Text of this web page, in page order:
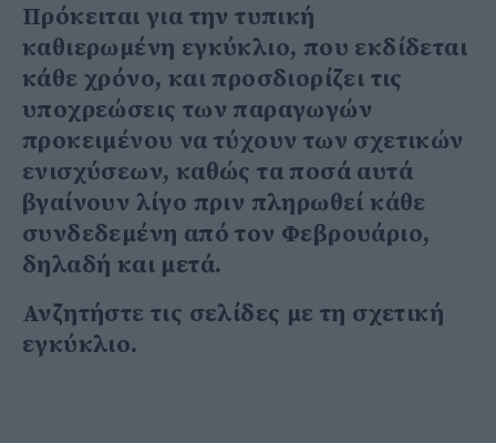
Πρόκειται για την τυπική
καθιερωμένη εγκύκλιο, που εκδίδεται
κάθε χρόνο, και προσδιορίζει τις
υποχρεώσεις των παραγωγών
προκειμένου να τύχουν των σχετικών
ενισχύσεων, καθώς τα ποσά αυτά
βγαίνουν λίγο πριν πληρωθεί κάθε
συνδεδεμένη από τον Φεβρουάριο,
δηλαδή και μετά.
Ανζητήστε τις σελίδες με τη σχετική
εγκύκλιο.